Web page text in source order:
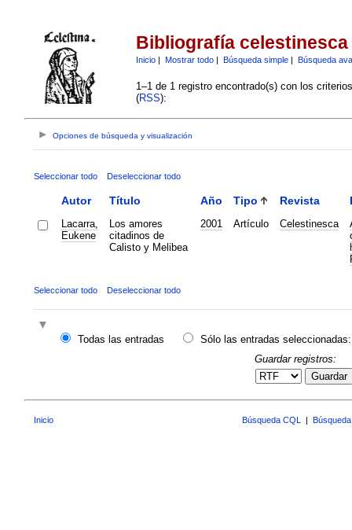
Bibliografía celestinesca
Inicio| Mostrar todo| Búsqueda simple| Búsqueda
1–1 de 1 registro encontrado(s) con los
(RSS):
Opciones de búsqueda y visualización
Seleccionar todo Deseleccionar todo
Autor Título Año Tipo Revista
Lacarra,
Eukene
Los amores
citadinos de
Calisto y Melibea
2001 Artículo Celestinesca
Seleccionar todo Deseleccionar todo
Todas las entradas
Sólo las entradas seleccionadas:
Guardar registros:
Guardar
Inicio Búsqueda CQL